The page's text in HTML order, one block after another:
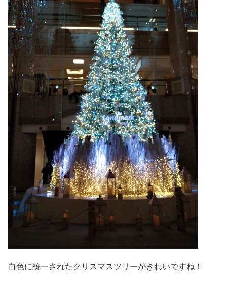
白色に統一されたクリスマスツリーがきれいですね！